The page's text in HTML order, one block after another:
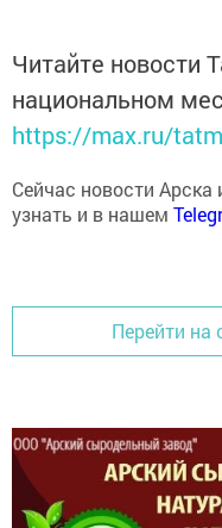
Читайте новости
национальном
https://max.ru/
Сейчас новости
узнать и в нашем
Перейти на